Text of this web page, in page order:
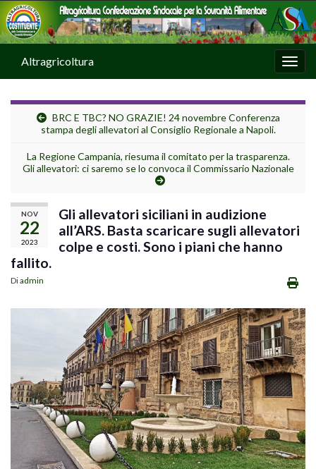
Altragricoltura
BRC E TBC? NO GRAZIE! 24 novembre Conferenza
stampa degli allevatori al Consiglio Regionale a Napoli.
La Regione Campania, riesuma il comitato per la trasparenza.
Gli allevatori: ci saremo se lo convoca il Commissario Nazionale
NOV
22
2023
Gli allevatori siciliani in audizione
all’ARS. Basta scaricare sugli allevatori
colpe e costi. Sono i piani che hanno
fallito.
Diadmin